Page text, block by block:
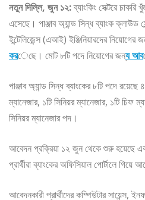
নতুন দিল্লি, জুন ১২:ব্যাংকিং সেক্টরে
এসেছে। পাঞ্জাব অ্যান্ড সিন্ধ ব্যাংক ক্লাউড
ইন্টেলিজেন্স (এআই) ইঞ্জিনিয়ারদের
করেছে। মোট ৮টি পদে নিয়োগের জন্য আব
পাঞ্জাব অ্যান্ড সিন্ধ ব্যাংকের ৮টি পদে রয়েছে
ম্যানেজার, ১টি সিনিয়র ম্যানেজার, ১টি চিফ
সিনিয়র ম্যানেজার পদ।
আবেদন প্রক্রিয়া ১২ জুন থেকে শুরু হয়েছে
প্রার্থীরা ব্যাংকের অফিসিয়াল পোর্টালে গিয়ে
আবেদনকারী প্রার্থীদের কম্পিউটার সায়েন্স,